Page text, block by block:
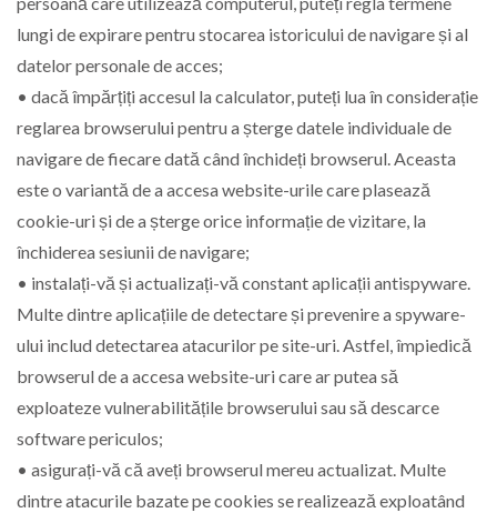
lungi de expirare pentru stocarea istoricului de navigare și al
datelor personale de acces;
• dacă împărțiți accesul la calculator, puteți lua în considerație
reglarea browserului pentru a șterge datele individuale de
navigare de fiecare dată când închideți browserul. Aceasta
este o variantă de a accesa website-urile care plasează
cookie-uri și de a șterge orice informație de vizitare, la
închiderea sesiunii de navigare;
• instalați-vă și actualizați-vă constant aplicații antispyware.
Multe dintre aplicațiile de detectare și prevenire a spyware-
ului includ detectarea atacurilor pe site-uri. Astfel, împiedică
browserul de a accesa website-uri care ar putea să
exploateze vulnerabilitățile browserului sau să descarce
software periculos;
• asigurați-vă că aveți browserul mereu actualizat. Multe
dintre atacurile bazate pe cookies se realizează exploatând